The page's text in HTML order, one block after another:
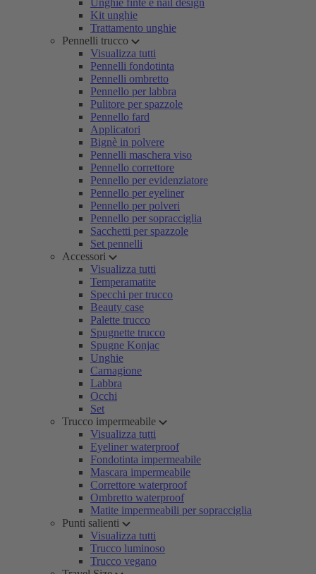
Unghie finte e nail design
Kit unghie
Trattamento unghie
Pennelli trucco
Visualizza tutti
Pennelli fondotinta
Pennelli ombretto
Pennello per labbra
Pulitore per spazzole
Pennello fard
Applicatori
Bignè in polvere
Pennelli maschera viso
Pennello correttore
Pennello per evidenziatore
Pennello per eyeliner
Pennello per polveri
Pennello per sopracciglia
Sacchetti per spazzole
Set pennelli
Accessori
Visualizza tutti
Temperamatite
Specchi per trucco
Beauty case
Palette trucco
Spugnette trucco
Spugne Konjac
Unghie
Carnagione
Labbra
Occhi
Set
Trucco impermeabile
Visualizza tutti
Eyeliner waterproof
Fondotinta impermeabile
Mascara impermeabile
Correttore waterproof
Ombretto waterproof
Matite impermeabili per sopracciglia
Punti salienti
Visualizza tutti
Trucco luminoso
Trucco vegano